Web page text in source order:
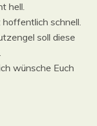
hell.
schnell.
soll diese
wünsche Euch